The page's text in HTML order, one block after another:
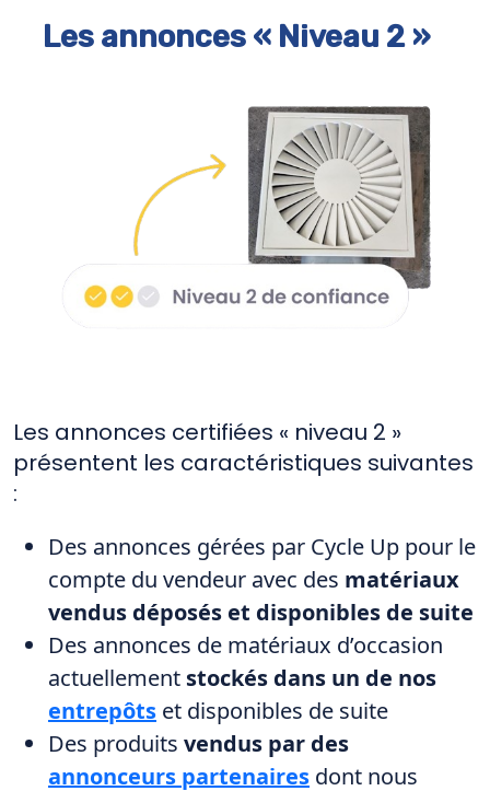
Les annonces « Niveau 2 »
Les annonces certifiées « niveau 2 »
présentent les caractéristiques suivantes
:
Des annonces gérées par Cycle Up pour le
compte du vendeur avec des matériaux
vendus déposés et disponibles de suite
Des annonces de matériaux d’occasion
actuellement stockés dans un de nos
entrepôts et disponibles de suite
Des produits vendus par des
annonceurs partenaires dont nous